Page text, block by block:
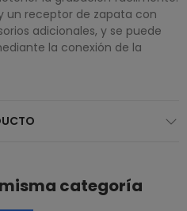
un receptor de zapata con
adicionales, y se puede
la conexión de la
categoría